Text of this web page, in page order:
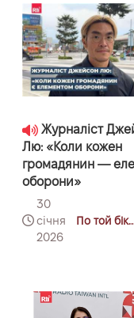
Журналіст
Лю: «Коли кожен
громадянин —
оборони»
30
січня
2026
По той бік